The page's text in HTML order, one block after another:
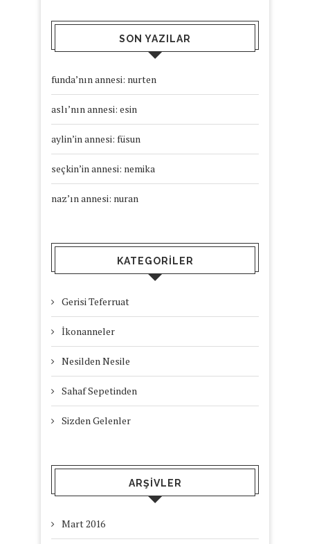
SON YAZILAR
funda’nın annesi: nurten
aslı’nın annesi: esin
aylin’in annesi: füsun
seçkin’in annesi: nemika
naz’ın annesi: nuran
KATEGORILER
Gerisi Teferruat
İkonanneler
Nesilden Nesile
Sahaf Sepetinden
Sizden Gelenler
ARŞIVLER
Mart 2016